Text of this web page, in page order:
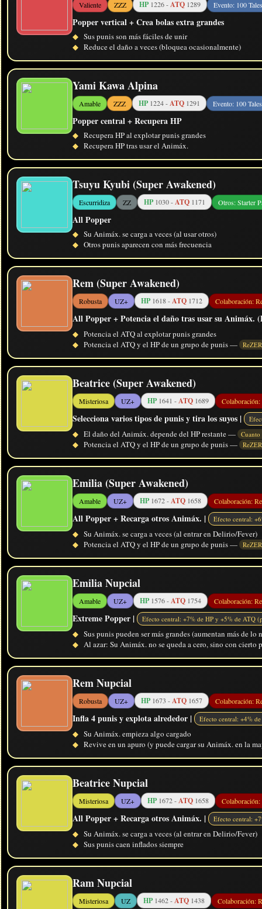
Valiente ZZZ HP1226 -ATQ 1289 Evento: 100 Tales
Popper vertical + Crea bolas extra grandes
◆ Sus punis son más fáciles de unir
◆ Reduce el daño a veces (bloquea ocasionalmente)
Yami Kawa Alpina
Amable ZZZ HP1224 -ATQ 1291 Evento: 100 Tales
Popper central + Recupera HP
◆ Recupera HP al explotar punis grandes
◆ Recupera HP tras usar el Animáx.
Tsuyu Kyubi (Super Awakened)
Escurridiza ZZ HP1030 -ATQ 1171 Otros: Starter
All Popper
◆ Su Animáx. se carga a veces (al usar otros)
◆ Otros punis aparecen con más frecuencia
Rem (Super Awakened)
Robusta UZ+ HP1618 -ATQ 1712 Colaboración:
All Popper + Potencia el daño tras usar su Animáx.
◆ Potencia el ATQ al explotar punis grandes
◆ Potencia el ATQ y el HP de un grupo de punis —
Beatrice (Super Awakened)
Misteriosa UZ+ HP1641 -ATQ 1689 Colaboración:
Selecciona varios tipos de punis y tira los suyos |
◆ El daño del Animáx. depende del HP restante — Cuanto
◆ Potencia el ATQ y el HP de un grupo de punis —
Emilia (Super Awakened)
Amable UZ+ HP1672 -ATQ 1658 Colaboración:
All Popper + Recarga otros Animáx. | Efecto central:
◆ Su Animáx. se carga a veces (al entrar en Delirio/Fever)
◆ Potencia el ATQ y el HP de un grupo de punis —
Emilia Nupcial
Amable UZ+ HP1576 -ATQ 1754 Colaboración:
Extreme Popper | Efecto central: +7% de HP y +5% de ATQ
◆ Sus punis pueden ser más grandes (aumentan más de
◆ Al azar: Su Animáx. no se queda a cero, sino con
Rem Nupcial
Robusta UZ+ HP1673 -ATQ 1657 Colaboración:
Infla 4 punis y explota alrededor | Efecto central: +4%
◆ Su Animáx. empieza algo cargado
◆ Revive en un apuro (y puede cargar su Animáx. en la
Beatrice Nupcial
Misteriosa UZ+ HP1672 -ATQ 1658 Colaboración:
All Popper + Recarga otros Animáx. | Efecto central:
◆ Su Animáx. se carga a veces (al entrar en Delirio/Fever)
◆ Sus punis caen inflados siempre
Ram Nupcial
Misteriosa UZ HP1462 -ATQ 1438 Colaboración: